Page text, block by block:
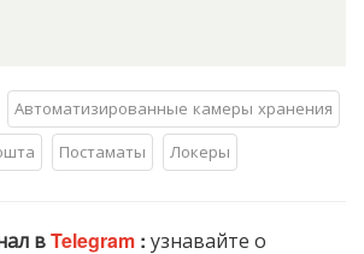
Автоматизированные камеры хранения
Постаматы Локеры
вTelegram : узнавайте о